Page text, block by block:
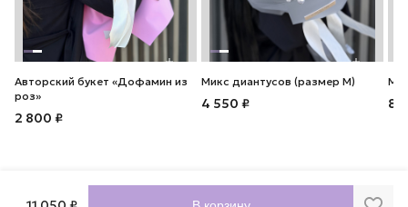
Авторский букет «Дофамин из
роз»
2 800 ₽
Микс диантусов (размер М)
4 550 ₽ 8